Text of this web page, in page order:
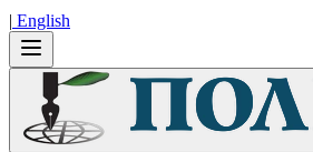
| Εnglish